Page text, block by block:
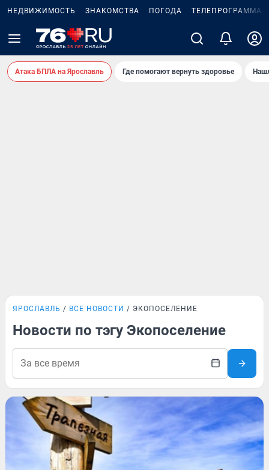
НЕДВИЖИМОСТЬ ЗНАКОМСТВА ПОГОДА ТЕЛЕПРОГРАММА
Атака БПЛА на Ярославль Где помогают вернуть здоровье
ЯРОСЛАВЛЬ ВСЕ НОВОСТИ ЭКОПОСЕЛЕНИЕ
Новости по тэгу Экопоселение